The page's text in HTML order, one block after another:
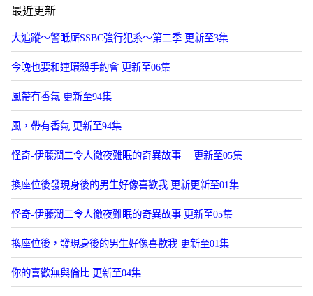
最近更新
大追蹤〜警眡厛SSBC強行犯系〜第二季 更新至3集
今晚也要和連環殺手約會 更新至06集
風帶有香氣 更新至94集
風，帶有香氣 更新至94集
怪奇-伊藤潤二令人徹夜難眠的奇異故事－ 更新至05集
換座位後發現身後的男生好像喜歡我 更新更新至01集
怪奇-伊藤潤二令人徹夜難眠的奇異故事 更新至05集
換座位後，發現身後的男生好像喜歡我 更新至01集
你的喜歡無與倫比 更新至04集